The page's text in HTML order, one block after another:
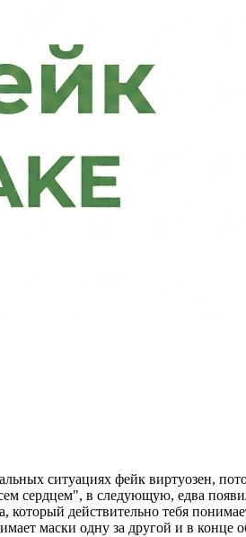
ситуациях фейк виртуозен,
сердцем", в следующую, едва
действительно тебя
маски одну за другой и в